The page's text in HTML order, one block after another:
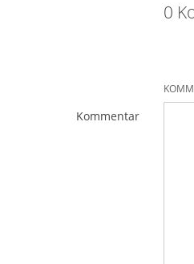
0
Kommentar